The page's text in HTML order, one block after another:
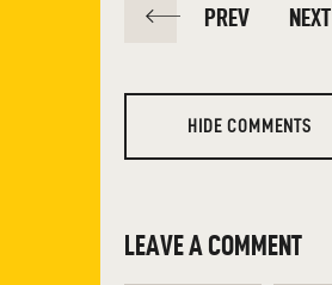
PREV NEXT
HIDE COMMENTS
LEAVE A COMMENT